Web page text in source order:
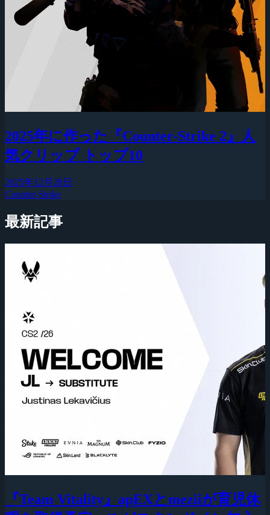
2025年に作った『Counter-Strike 2』人
気クリップ トップ10
2025年12月28日
Counter-Strike
最新記事
『Team Vitality』apEXとmeziiが育児休